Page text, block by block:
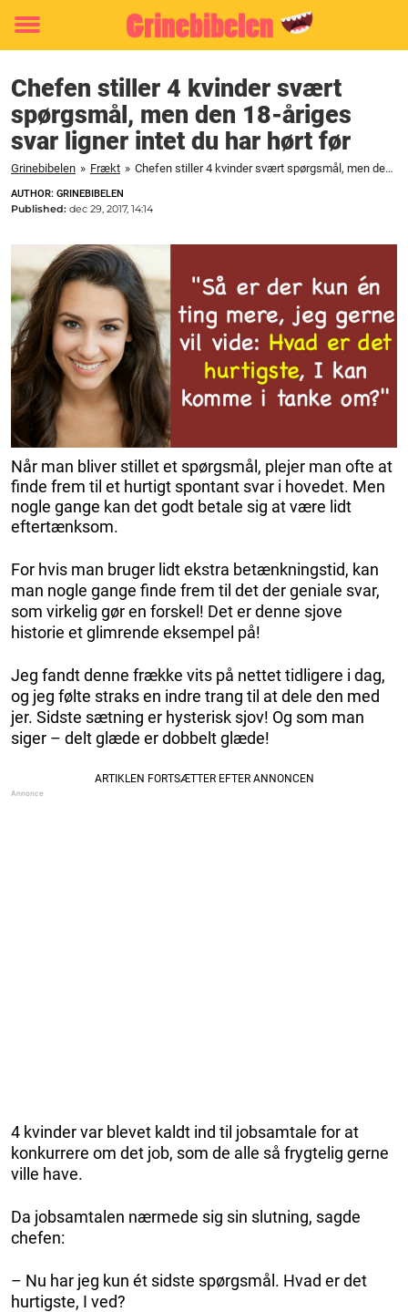
Toggle
Chefen stiller 4 kvinder svært
spørgsmål, men den 18-åriges
svar ligner intet du har hørt før
Grinebibelen » Frækt » Chefen stiller 4 kvinder svært spørgsmål, men den 18-åriges svar ligner intet du har hørt før
AUTHOR: GRINEBIBELEN
Published: dec 29, 2017, 14:14
Når man bliver stillet et spørgsmål, plejer man ofte at
finde frem til et hurtigt spontant svar i hovedet. Men
nogle gange kan det godt betale sig at være lidt
eftertænksom.
For hvis man bruger lidt ekstra betænkningstid, kan
man nogle gange finde frem til det der geniale svar,
som virkelig gør en forskel! Det er denne sjove
historie et glimrende eksempel på!
Jeg fandt denne frække vits på nettet tidligere i dag,
og jeg følte straks en indre trang til at dele den med
jer. Sidste sætning er hysterisk sjov! Og som man
siger – delt glæde er dobbelt glæde!
4 kvinder var blevet kaldt ind til jobsamtale for at
konkurrere om det job, som de alle så frygtelig gerne
ville have.
Da jobsamtalen nærmede sig sin slutning, sagde
chefen:
– Nu har jeg kun ét sidste spørgsmål. Hvad er det
hurtigste, I ved?